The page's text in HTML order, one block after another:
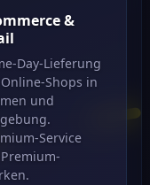
&
Day-Lieferung
Shops in
und
Service